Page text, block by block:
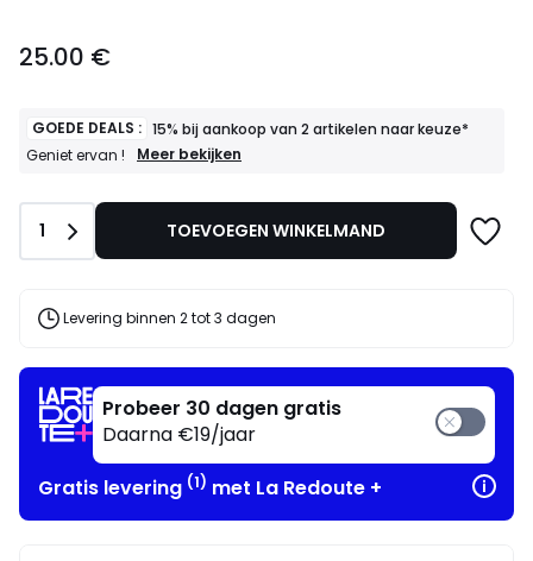
€.
25.00 €
GOEDE DEALS : 15% bij aankoop van 2 artikelen naar keuze*
Geniet ervan !
GOEDE
artikelen
!
Meer bekijken
Aantal
1 TOEVOEGEN WINKELMAND
Levering binnen 2 tot 3 dagen
Probeer 30 dagen gratis
Daarna €19/jaar
Gratis levering (1) met La Redoute +